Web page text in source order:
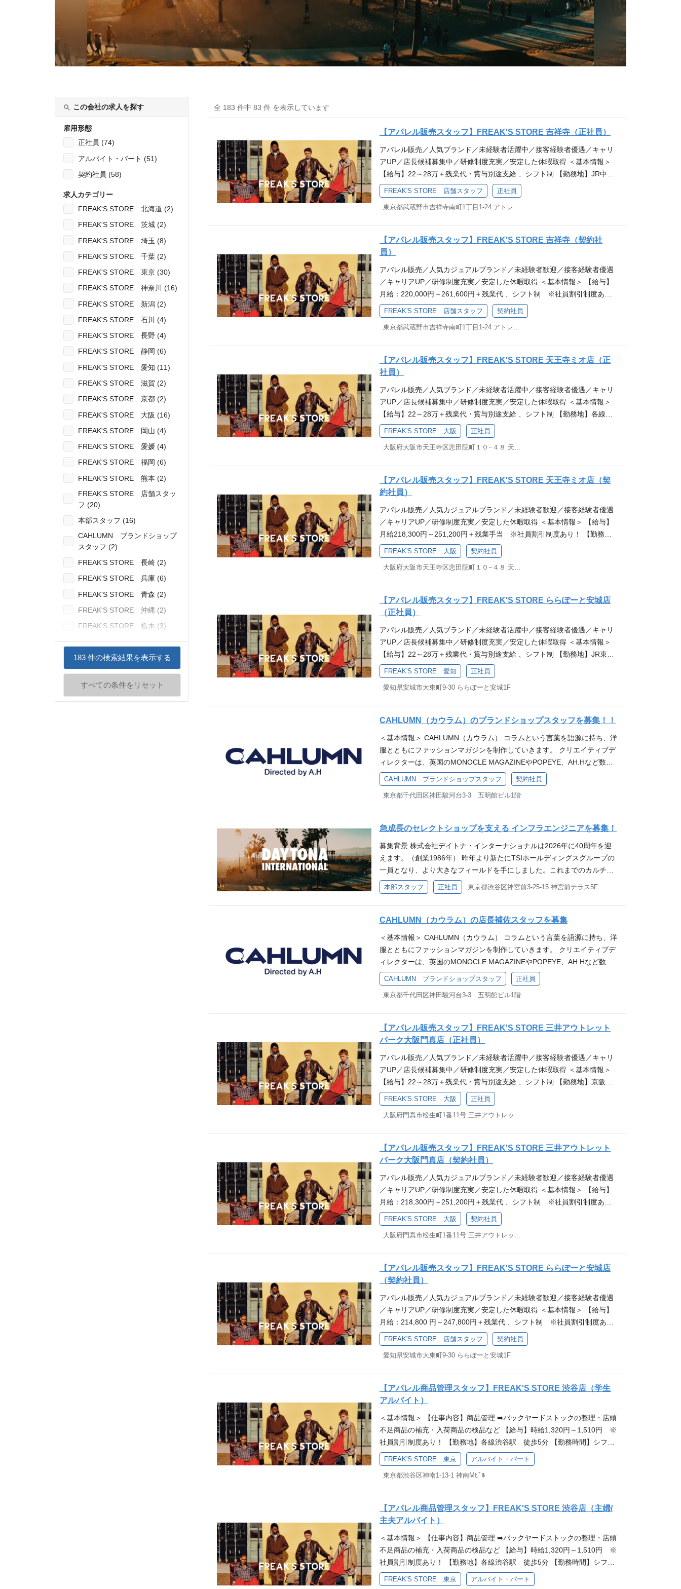
この会社の求人を探す
雇用形態
正社員 (74)
アルバイト・パート (51)
契約社員 (58)
求人カテゴリー
FREAK'S STORE 北海道 (2)
FREAK'S STORE 茨城 (2)
FREAK'S STORE 埼玉 (8)
FREAK'S STORE 千葉 (2)
FREAK'S STORE 東京 (30)
FREAK'S STORE 神奈川 (16)
FREAK'S STORE 新潟 (2)
FREAK'S STORE 石川 (4)
FREAK'S STORE 長野 (4)
FREAK'S STORE 静岡 (6)
FREAK'S STORE 愛知 (11)
FREAK'S STORE 滋賀 (2)
FREAK'S STORE 京都 (2)
FREAK'S STORE 大阪 (16)
FREAK'S STORE 岡山 (4)
FREAK'S STORE 愛媛 (4)
FREAK'S STORE 福岡 (6)
FREAK'S STORE 熊本 (2)
FREAK'S STORE 店舗スタッ
フ (20)
本部スタッフ (16)
CAHLUMN ブランドショップ
スタッフ (2)
FREAK'S STORE 長崎 (2)
FREAK'S STORE 兵庫 (6)
FREAK'S STORE 青森 (2)
FREAK'S STORE 沖縄 (2)
FREAK'S STORE 栃木 (3)
183件の検索結果を表示する
すべての条件をリセット
全 183 件中 83 件 を表示しています
【アパレル販売スタッフ】FREAK'S STORE 吉祥寺（正社員）
アパレル販売／人気ブランド／未経験者活躍中／接客経験者優遇／キャリ
アUP／店長候補募集中／研修制度充実／安定した休暇取得 ＜基本情報＞
【給与】22～28万＋残業代・賞与別途支給 、シフト制 【勤務地】JR中央
線、JR総武線、京王井の頭線「吉祥寺」駅周辺 【休日・休暇】年間休日10
5日・休暇10日以上 （合計115日以上） ★アパレル未経験者も大歓迎★
ーーーーーーーーーーーーーーーーーーーーー ＜応募フォーム＞ ◆契約社
アの特徴♪ モノだけでなく、お客様がお買い物を楽しむ空間やお洋服に出
会った高揚感までもトータルコーディネートする。 どれだけの”感動”をお
客様に提供できるか、お客様の心に残る接客を大事にしているのが、セレ
クトショップ『FREAK'S STORE』です！ 若手から挑戦できる環境があり
ます！ 私たちと一緒にFREAK'S STORE（フリークスストア）を更に盛り
上げていきましょう。 ★好きを原動力にする取り組み★ ★会社情報に関し
てはこちらから！★ ーーーーーーーーーーーーーーーーーーーーー 現在活
躍している先輩について♪ アパレル接客・販売はもちろん、 他業界・職種
（飲食／ホテル／営業／保育士／看護師,,,）などから転職をした先輩も多
く活躍中。 先輩たちの入社理由は 「洋服が好き」 「人と話すことが好
き」 「お客様に付加価値をつけながら提案したい」 「様々な挑戦ができる
環境に身を置きたい」 「キャリアアップできる環境が良い」などさまざま
どのような人が一緒に働くのかな？気になる方はこちらからチェックでき
ます！ ●キャリアステップについて詳細はこちら ＜仕事内容＞ 店頭での接
客・販売を主にしていただきます。 お客様が商品を選ぶ際のサポートや、
スタイリングの提案などが主な役割となります。 ぜひあなたの接客を通し
nstagramなど) ◆店頭での商品管理 など幅広い業務をお願いします。
＜オンライン説明会も開催中＞ 「とりあえず話を聞いてみたい」「フリー
クスストアに興味がある！」「応募するか迷っている」など、もっとフリ
ください！ 中途採用オンライン説明会の詳細はこちら！
FREAK'S STORE 店舗スタッフ 正社員
【アパレル販売スタッフ】FREAK'S STORE 吉祥寺（契約社
員）
アパレル販売／人気カジュアルブランド／未経験者歓迎／接客経験者優遇
／キャリアUP／研修制度充実／安定した休暇取得 ＜基本情報＞ 【給与】
月給：220,000円～261,600円＋残業代 、シフト制 ※社員割引制度あ
り！ 【勤務地】JR中央線、JR総武線、京王井の頭線「吉祥寺」駅周辺
【休日・休暇】年間休日105日・休暇10日以上 （合計115日以上） ★ア
パレル未経験者も大歓迎★ ーーーーーーーーーーーーーーーーーーーーー
ら！！ ーーーーーーーーーーーーーーーーーーーーー フリークスストアの
特徴♪ モノだけでなく、お客様がお買い物を楽しむ空間やお洋服に出会っ
た高揚感までもトータルコーディネートする。 どれだけの”感動”をお客様
に提供できるか、お客様の心に残る接客を大事にしているのが、セレクト
ショップ『FREAK'S STORE』です！ 若手から挑戦できる環境がありま
す！ 私たちと一緒にFREAK'S STORE（フリークスストア）を更に盛り上
げていきましょう。 ★好きを原動力にする取り組み★ ★会社情報に関して
はこちらから！★ ーーーーーーーーーーーーーーーーーーーーー 現在活躍
している先輩について♪ アパレル接客・販売はもちろん、 他業界・職種
（飲食／ホテル／営業／保育士／看護師,,,）などから転職をした先輩も多
く活躍中。 先輩たちの入社理由は 「洋服が好き」 「人と話すことが好
き」 「お客様に付加価値をつけながら提案したい」 「様々な挑戦ができる
です。 熱意を持って自分の夢を追いかける方をデイトナは応援します！ ●
どのような人が一緒に働くのかな？気になる方はこちらからチェックでき
ます！ ●キャリアステップについて詳細はこちら ＜仕事内容＞ 店頭での接
客・販売をしていただきます。 お客様が商品を選ぶ際のサポートや、スタ
スタイリング提案・レジ業務 ◆店舗ディスプレイの作成 ◆SNSでの情報発
信(Instagramなど) ◆店頭での商品管理 など幅広い業務をお願いします。
接客未経験の方にも入店時の研修やOJTなどでしっかりノウハウをお伝え
ィでぜひお客様の心を満足させる接客をお願いします。 ＜オンライン説明
会も開催中＞ 「とりあえず話を聞いてみたい」「フリークスストアに興味
がある！」「応募するか迷っている」など、もっとフリークスストアを知
っていただける時間にいたします！ 是非お気軽にご参加ください！ 中途採
用オンライン説明会の詳細はこちら！
FREAK'S STORE 店舗スタッフ 契約社員
【アパレル販売スタッフ】FREAK'S STORE 天王寺ミオ店（正
社員）
アパレル販売／人気ブランド／未経験者活躍中／接客経験者優遇／キャリ
アUP／店長候補募集中／研修制度充実／安定した休暇取得 ＜基本情報＞
【給与】22～28万＋残業代・賞与別途支給 、シフト制 【勤務地】各線
「天王寺駅」徒歩3分 【休日・休暇】年間休日105日・休暇10日以上
（合計115日以上） ★アパレル未経験者も大歓迎★ ーーーーーーーーー
ーーーーーーーーーーーー ＜応募フォーム＞ ◆契約社員も同時募集してい
ーーーーー フリークスストアの特徴♪ モノだけでなく、お客様がお買い物
を楽しむ空間やお洋服に出会った高揚感までもトータルコーディネートす
る。 どれだけの”感動”をお客様に提供できるか、お客様の心に残る接客を
大事にしているのが、セレクトショップ『FREAK'S STORE』です！ 若手
から挑戦できる環境があります！ 私たちと一緒にFREAK'S STORE（フリ
ークスストア）を更に盛り上げていきましょう。 ★好きを原動力にする取
り組み★ ★会社情報に関してはこちらから！★ ーーーーーーーーーーーー
ーーーーーーーーー 現在活躍している先輩について♪ アパレル接客・販売
はもちろん、 他業界・職種（飲食／ホテル／営業／保育士／看護師,,,）な
どから転職をした先輩も多く活躍中。 先輩たちの入社理由は 「洋服が好
き」 「人と話すことが好き」 「お客様に付加価値をつけながら提案した
い」 「様々な挑戦ができる環境に身を置きたい」 「キャリアアップできる
デイトナは応援します！ ●どのような人が一緒に働くのかな？気になる方
はこちらからチェックできます！ ●キャリアステップについて詳細はこち
ら ＜仕事内容＞ 店頭での接客・販売を主にしていただきます。 お客様が
商品を選ぶ際のサポートや、スタイリングの提案などが主な役割となりま
の作成 ◆SNSでの情報発信(Instagramなど) ◆店頭での商品管理 など幅広
い業務をお願いします。 ＜オンライン説明会も開催中＞ 「とりあえず
っている」など、もっとフリークスストアを知っていただける時間にいた
します！ 是非お気軽にご参加ください！ 中途採用オンライン説明会の詳細
はこちら！
FREAK'S STORE 大阪 正社員
【アパレル販売スタッフ】FREAK'S STORE 天王寺ミオ店（契
約社員）
アパレル販売／人気カジュアルブランド／未経験者歓迎／接客経験者優遇
／キャリアUP／研修制度充実／安定した休暇取得 ＜基本情報＞ 【給与】
月給218,300円～251,200円＋残業手当 ※社員割引制度あり！ 【勤務
地】各線「天王寺駅」徒歩3分 【休日・休暇】年間休日105日・休暇10日
以上 （合計115日以上） ★アパレル未経験者も大歓迎★ ーーーーーーー
ーーーーーーーーーーーーーーーーーー フリークスストアの特徴♪ モノだ
もトータルコーディネートする。 どれだけの”感動”をお客様に提供できる
か、お客様の心に残る接客を大事にしているのが、セレクトショップ『FR
EAK'S STORE』です！ 若手から挑戦できる環境があります！ 私たちと一
緒にFREAK'S STORE（フリークスストア）を更に盛り上げていきましょ
う。 ★好きを原動力にする取り組み★ ★会社情報に関してはこちらから！
★ ーーーーーーーーーーーーーーーーーーーーー 現在活躍している先輩に
ついて♪ アパレル接客・販売はもちろん、 他業界・職種（飲食／ホテル／
営業／保育士／看護師,,,）などから転職をした先輩も多く活躍中。 先輩た
ちの入社理由は 「洋服が好き」 「人と話すことが好き」 「お客様に付加
価値をつけながら提案したい」 「様々な挑戦ができる環境に身を置きた
い」 「キャリアアップできる環境が良い」などさまざまです。 熱意を持っ
緒に働くのかな？気になる方はこちらからチェックできます！ ●キャリア
ステップについて詳細はこちら ＜仕事内容＞ 店頭での接客・販売をしてい
ただきます。 お客様が商品を選ぶ際のサポートや、スタイリングの提案な
どが主な役割となります。ぜひあなたの接客を通して、フリークスの、そ
ど) ◆店頭での商品管理 など幅広い業務をお願いします。 接客未経験の方
にも入店時の研修やOJTなどでしっかりノウハウをお伝えします。 基礎を
の心を満足させる接客をお願いします。 ＜オンライン説明会も開催中＞
「とりあえず話を聞いてみたい」「フリークスストアに興味がある！」
「応募するか迷っている」など、もっとフリークスストアを知っていただ
ける時間にいたします！ 是非お気軽にご参加ください！ 中途採用オンライ
FREAK'S STORE 大阪 契約社員
【アパレル販売スタッフ】FREAK'S STORE ららぽーと安城店
（正社員）
アパレル販売／人気ブランド／未経験者活躍中／接客経験者優遇／キャリ
アUP／店長候補募集中／研修制度充実／安定した休暇取得 ＜基本情報＞
【給与】22～28万＋残業代・賞与別途支給 、シフト制 【勤務地】JR東海
道線「安城」駅、名古屋鉄道西尾線「北安城」駅から徒歩圏内 ※車通勤
可 【休日・休暇】年間休日105日・休暇10日以上 （合計115日以上） ★
アパレル未経験者も大歓迎★ ーーーーーーーーーーーーーーーーーーー
応募はこちら！！ ーーーーーーーーーーーーーーーーーーーーー フリーク
スストアの特徴♪ モノだけでなく、お客様がお買い物を楽しむ空間やお洋
服に出会った高揚感までもトータルコーディネートする。 どれだけの”感
動”をお客様に提供できるか、お客様の心に残る接客を大事にしているの
が、セレクトショップ『FREAK'S STORE』です！ 若手から挑戦できる環
境があります！ 私たちと一緒にFREAK'S STORE（フリークスストア）を
更に盛り上げていきましょう。 ★好きを原動力にする取り組み★ ★会社情
報に関してはこちらから！★ ーーーーーーーーーーーーーーーーーーーー
ー 現在活躍している先輩について♪ アパレル接客・販売はもちろん、 他業
界・職種（飲食／ホテル／営業／保育士／看護師,,,）などから転職をした
とが好き」 「お客様に付加価値をつけながら提案したい」 「様々な挑戦が
できる環境に身を置きたい」 「キャリアアップできる環境が良い」などさ
まざまです。 熱意を持って自分の夢を追いかける方をデイトナは応援しま
す！ ●どのような人が一緒に働くのかな？気になる方はこちらからチェッ
トや、スタイリングの提案などが主な役割となります。 ぜひあなたの接客
を通してフリークスの、そしてあなた自身のファンを増やしてください。
◆スタイリング提案・レジ業務 ◆店舗ディスプレイの作成 ◆SNSでの情報
発信(Instagramなど) ◆店頭での商品管理 など幅広い業務をお願いしま
す。 ＜オンライン説明会も開催中＞ 「とりあえず話を聞いてみたい」
「フリークスストアに興味がある！」「応募するか迷っている」など、も
っとフリークスストアを知っていただける時間にいたします！ 是非お気軽
FREAK'S STORE 愛知 正社員
愛知県安城市大東町9‐30 ららぽーと安城1F
CAHLUMN（カウラム）のブランドショップスタッフを募集！！
＜基本情報＞ CAHLUMN（カウラム） コラムという言葉を語源に持ち、洋
服とともにファッション​マガジンを制作していきます。 クリエイティブデ
ィレクターは、英国のMONOCLE MAGAZINEやPOPEYE、AH.Hなど数々
のファッションメディアでファッションディレクターを歴任する、長谷川
昭雄氏。​ 長谷川昭雄氏がディレクションする「CAHLUMN」が衣・食を中
心としたコンセプトショップを初出店。 ＜仕事内容＞ 店頭での接客・販
する役割となります。 ぜひ自身で体現し、ファンを増やしてくださる方を
大募集。 ・CAHLUMN商品の販売、レジ業務 ・店頭での商品管理 ・本部
との連携 ・イベントの準備と運営 ・カフェスペースの運用
CAHLUMN ブランドショップスタッフ 契約社員
東京都千代田区神田駿河台3-3 五明館ビル1階
急成長のセレクトショップを支える インフラエンジニアを募集！
募集背景 株式会社デイトナ・インターナショナルは2026年に40周年を迎
えます。（創業1986年） 昨年より新たにTSIホールディングスグループの
一員となり、より大きなフィールドを手にしました。これまでのカルチャ
ーはそのままに、より強い基盤の上で、更なる進化を続けていきます。今
後のデイトナ・インターナショナルを一緒に形づくる仲間を募集致しま
す。 DX本部 組織体制 ├EC STORE MANAGEMENT ├PRODUCT DESIG
N ├DIGITAL MARKETING └SYSTEM SOLUTION ←本件の募集部門
げ・継続的な成長をさせる 仕事内容 ・自社EC並びにデジタルプラットフ
ォーム、周辺システムの構築・運用・監視 ・生成AIを活用した会社全体の
生産性の向上 ・新技術の積極的な検証 ・情報セキュリティや不正アクセス
の対策 ・SREの推進 ・IaCによるインフラ管理 ・AIOpsを活用した運用自
動化の推進 （会社が定めた業務に変更する場合がある） 【開発手法】 ・I
設計・構築 ・ペアプロ、モブプロによる設計・構築 ・コードレビューによ
る品質担保 【開発環境】 ■使用言語・フレームワーク ・AWS CDK(TypeSc
ript) ・CDK for Terraform(TypeScript) ■OS ・Amazon Linux ・Redhat Ent
erprise ・Windows Server ■ミドルウェア ・Nginx ・Docker ■クラウド ・
AWS（WAF、SES、Lattice、ELB、S3、EC2、RDS、Lambda、CloudFro
nt、ECS(Fargate)、StepFunctions、EventBridge、inspector、Control Tow
sor、その他（個人の好みに合わせて選択可能） ・生成AI: ChatGPT Team
Plan、Claude Code、Devin、OpenAI API、AWS Bedrock、Genspark ・C
aSpy ・オブザーバビリティ: New Relic、Sentry ・インシデント管理ツー
ル：PagerDuty 【その他開発環境】 ・ハイエンドモデルのノートPCを支
給（Mac/Windows） ・モニタ2枚支給 ・Claude Code、Cursor有料プラン
利用可能 ・ChatGPT有料プラン利用可能 ・メンター制度
本部スタッフ 正社員 東京都渋谷区神宮前3-25-15 神宮前テラス5F
CAHLUMN（カウラム）の店長補佐スタッフを募集
＜基本情報＞ CAHLUMN（カウラム） コラムという言葉を語源に持ち、洋
服とともにファッション​マガジンを制作していきます。 クリエイティブデ
ィレクターは、英国のMONOCLE MAGAZINEやPOPEYE、AH.Hなど数々
のファッションメディアでファッションディレクターを歴任する、長谷川
昭雄氏。​ 長谷川昭雄氏がディレクションする「CAHLUMN」が衣・食を中
心としたコンセプトショップを初出店いたします。 ＜仕事内容＞ 店頭での
として大切にしている空間、商品、食事を通じた世界観に自ら共感でき、
丁寧にお客様にお伝えくださる方を募集します。 ・CAHLUMN商品の販
売、飲食、ワインのサーブ、レジ業務 ・店頭の整理整頓、営繕 ・商品、飲
食物の管理 ・イベントの準備と運営
CAHLUMN ブランドショップスタッフ 正社員
東京都千代田区神田駿河台3-3 五明館ビル1階
【アパレル販売スタッフ】FREAK'S STORE 三井アウトレット
パーク大阪門真店（正社員）
アパレル販売／人気ブランド／未経験者活躍中／接客経験者優遇／キャリ
アUP／店長候補募集中／研修制度充実／安定した休暇取得 ＜基本情報＞
【給与】22～28万＋残業代・賞与別途支給 、シフト制 【勤務地】京阪本
線「門真市駅」から徒歩8分 【休日・休暇】年間休日105日・休暇10日以
上 （合計115日以上） ★アパレル未経験者も大歓迎★ I・Uターン希
望者も大募集！他のエリアにお住まいでも、WEB面接で対応させていただ
◆契約社員も同時募集しています！ 契約社員のご応募はこちら！！ ーーー
ーーーーーーーーーーーーーーーーーー フリークスストアの特徴♪ モノだ
けでなく、お客様がお買い物を楽しむ空間やお洋服に出会った高揚感まで
もトータルコーディネートする。 どれだけの”感動”をお客様に提供できる
か、お客様の心に残る接客を大事にしているのが、セレクトショップ『FR
EAK'S STORE』です！ 若手から挑戦できる環境があります！ 私たちと一
緒にFREAK'S STORE（フリークスストア）を更に盛り上げていきましょ
う。 ★好きを原動力にする取り組み★ ★会社情報に関してはこちらから！
★ ーーーーーーーーーーーーーーーーーーーーー 現在活躍している先輩に
ついて♪ アパレル接客・販売はもちろん、 他業界・職種（飲食／ホテル／
営業／保育士／看護師,,,）などから転職をした先輩も多く活躍中。 先輩た
ちの入社理由は 「洋服が好き」 「人と話すことが好き」 「お客様に付加
い」 「キャリアアップできる環境が良い」などさまざまです。 熱意を持っ
て自分の夢を追いかける方をデイトナは応援します！ ●どのような人が一
緒に働くのかな？気になる方はこちらからチェックできます！ ●キャリア
ステップについて詳細はこちら ＜仕事内容＞ 店頭での接客・販売を主にし
そしてあなた自身のファンを増やしてください。 ◆スタイリング提案・レ
ジ業務 ◆店舗ディスプレイの作成 ◆SNSでの情報発信(Instagramなど) ◆
店頭での商品管理 など幅広い業務をお願いします。 ＜オンライン説明
がある！」「応募するか迷っている」など、もっとフリークスストアを知
っていただける時間にいたします！ 是非お気軽にご参加ください！ 中途採
用オンライン説明会の詳細はこちら！
FREAK'S STORE 大阪 正社員
【アパレル販売スタッフ】FREAK'S STORE 三井アウトレット
パーク大阪門真店（契約社員）
アパレル販売／人気カジュアルブランド／未経験者歓迎／接客経験者優遇
／キャリアUP／研修制度充実／安定した休暇取得 ＜基本情報＞ 【給与】
月給：218,300円～251,200円＋残業代 、シフト制 ※社員割引制度あ
り！ 【勤務地】京阪本線「門真市駅」から徒歩8分 【休日・休暇】年間
休日105日・休暇10日以上 （合計115日以上） ★アパレル未経験者も大
歓迎★ I・Uターン希望者も大募集！他のエリアにお住まいでも、WEB面接
ー ＜応募フォーム＞ ◆正社員も同時募集しています！ 正社員のご応募は
こちら！！ ーーーーーーーーーーーーーーーーーーーーー フリークススト
アの特徴♪ モノだけでなく、お客様がお買い物を楽しむ空間やお洋服に出
会った高揚感までもトータルコーディネートする。 どれだけの”感動”をお
客様に提供できるか、お客様の心に残る接客を大事にしているのが、セレ
クトショップ『FREAK'S STORE』です！ 若手から挑戦できる環境があり
ます！ 私たちと一緒にFREAK'S STORE（フリークスストア）を更に盛り
上げていきましょう。 ★好きを原動力にする取り組み★ ★会社情報に関し
てはこちらから！★ ーーーーーーーーーーーーーーーーーーーーー 現在活
躍している先輩について♪ アパレル接客・販売はもちろん、 他業界・職種
（飲食／ホテル／営業／保育士／看護師,,,）などから転職をした先輩も多
く活躍中。 先輩たちの入社理由は 「洋服が好き」 「人と話すことが好
環境に身を置きたい」 「キャリアアップできる環境が良い」などさまざま
です。 熱意を持って自分の夢を追いかける方をデイトナは応援します！ ●
どのような人が一緒に働くのかな？気になる方はこちらからチェックでき
ます！ ●キャリアステップについて詳細はこちら ＜仕事内容＞ 店頭での接
フリークスの、そしてあなた自身のファンを増やしていってください。 ◆
スタイリング提案・レジ業務 ◆店舗ディスプレイの作成 ◆SNSでの情報発
信(Instagramなど) ◆店頭での商品管理 など幅広い業務をお願いします。
します。 基礎を学んでいただいた後はあなたのパーソナルなホスピタリテ
ィでぜひお客様の心を満足させる接客をお願いします。 ＜オンライン説明
会も開催中＞ 「とりあえず話を聞いてみたい」「フリークスストアに興味
がある！」「応募するか迷っている」など、もっとフリークスストアを知
FREAK'S STORE 大阪 契約社員
【アパレル販売スタッフ】FREAK'S STORE ららぽーと安城店
（契約社員）
アパレル販売／人気カジュアルブランド／未経験者歓迎／接客経験者優遇
／キャリアUP／研修制度充実／安定した休暇取得 ＜基本情報＞ 【給与】
月給：214,800 円～247,800円＋残業代 、シフト制 ※社員割引制度あ
り！ 【勤務地】JR東海道線「安城」駅、名古屋鉄道西尾線「北安城」駅か
ら徒歩圏内 ※車通勤可 【休日・休暇】年間休日105日・休暇10日以上
（合計115日以上） ★アパレル未経験者も大歓迎★ ーーーーーーーーー
す！ 正社員のご応募はこちら！！ ーーーーーーーーーーーーーーーーーー
ーーー フリークスストアの特徴♪ モノだけでなく、お客様がお買い物を楽
しむ空間やお洋服に出会った高揚感までもトータルコーディネートする。
どれだけの”感動”をお客様に提供できるか、お客様の心に残る接客を大事
にしているのが、セレクトショップ『FREAK'S STORE』です！ 若手から
挑戦できる環境があります！ 私たちと一緒にFREAK'S STORE（フリーク
スストア）を更に盛り上げていきましょう。 ★好きを原動力にする取り組
み★ ★会社情報に関してはこちらから！★ ーーーーーーーーーーーーーー
ーーーーーーー 現在活躍している先輩について♪ アパレル接客・販売はも
ちろん、 他業界・職種（飲食／ホテル／営業／保育士／看護師,,,）などか
ら転職をした先輩も多く活躍中。 先輩たちの入社理由は 「洋服が好き」
「人と話すことが好き」 「お客様に付加価値をつけながら提案したい」
が良い」などさまざまです。 熱意を持って自分の夢を追いかける方をデイ
トナは応援します！ ●どのような人が一緒に働くのかな？気になる方はこ
ちらからチェックできます！ ●キャリアステップについて詳細はこちら ＜
仕事内容＞ 店頭での接客・販売をしていただきます。 お客様が商品を選ぶ
FREAK'S STORE 店舗スタッフ 契約社員
愛知県安城市大東町9‐30 ららぽーと安城1F
【アパレル商品管理スタッフ】FREAK'S STORE 渋谷店（学生
アルバイト）
＜基本情報＞ 【仕事内容】商品管理 ➡バックヤードストックの整理・店頭
不足商品の補充・入荷商品の検品など 【給与】時給1,320円～1,510円 ※
社員割引制度あり！ 【勤務地】各線渋谷駅 徒歩5分 【勤務時間】シフト
制 ※週20時間未満の勤務となります 《勤務例》 ・1日3時間×5日 ・1日4
時間×4日 ・1日6時間×3日 等 ■主婦／主夫アルバイト希望の方はこちら！
こんな方を募集しています♪ ・授業前後の時間帯を有効活用したい学生の
ンが好きな方 ・アパレル業界に興味のある方（未経験の方も大歓迎で
す！） ・将来アパレル業界へ就職を検討しているなど etc... ーーーーーー
ーーーーーーーーーーーーーーー 積極的に楽しむ生活体験者＝フリークと
して、アメリカンライフスタイルの楽しみ方を提案するセレクトショップ
であるFREAK'S STORE 「FREAK'S STORE 渋谷店」の商品管理スタッフ
として、店舗を一緒に盛り上げてくれる仲間を大募集！！ ★会社情報に関
してはこちらから！★ ＜仕事内容＞ FREAK'S STORE 渋谷店にて、入荷
FREAK'S STORE 東京 アルバイト・パート
東京都渋谷区神南1-13-1 神南Mﾋﾞﾙ
【アパレル商品管理スタッフ】FREAK'S STORE 渋谷店（主婦/
主夫アルバイト）
＜基本情報＞ 【仕事内容】商品管理 ➡バックヤードストックの整理・店頭
不足商品の補充・入荷商品の検品など 【給与】時給1,320円～1,510円 ※
社員割引制度あり！ 【勤務地】各線渋谷駅 徒歩5分 【勤務時間】シフト
制 ※週20時間未満（ご家族の扶養内）の勤務となります 《勤務例》 ・1日
3時間×5日 ・1日4時間×4日 ・1日6時間×3日 ・1日8時間×2日 等 ■学生アル
FREAK'S STORE 東京 アルバイト・パート